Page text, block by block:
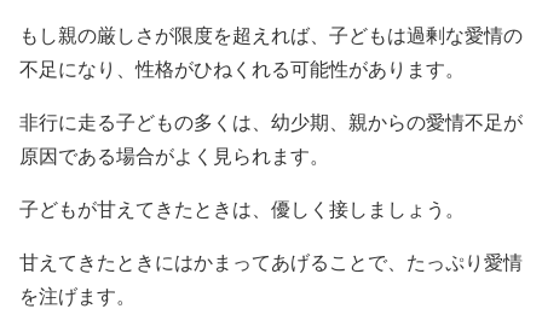
もし親の厳しさが限度を超えれば、子どもは過剰な愛情の
不足になり、性格がひねくれる可能性があります。
非行に走る子どもの多くは、幼少期、親からの愛情不足が
原因である場合がよく見られます。
子どもが甘えてきたときは、優しく接しましょう。
甘えてきたときにはかまってあげることで、たっぷり愛情
を注げます。